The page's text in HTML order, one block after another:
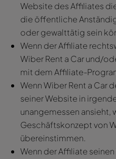
Website des Affiliates
die öffentliche
oder gewalttätig sein
Wenn der Affiliate
Wiber Rent a Car und/
mit dem Affiliate-
Wenn Wiber Rent a Car
seiner Website in
unangemessen ansieht,
Geschäftskonzept von
übereinstimmen.
Wenn der Affiliate